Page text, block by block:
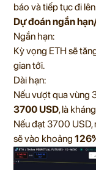
báo và tiếp tục đi
Dự đoán ngắn
Ngắn hạn:
Kỳ vọng ETH sẽ
gian tới.
Dài hạn:
Nếu vượt qua vùng
3700 USD, là
Nếu đạt 3700 USD,
sẽ vào khoảng